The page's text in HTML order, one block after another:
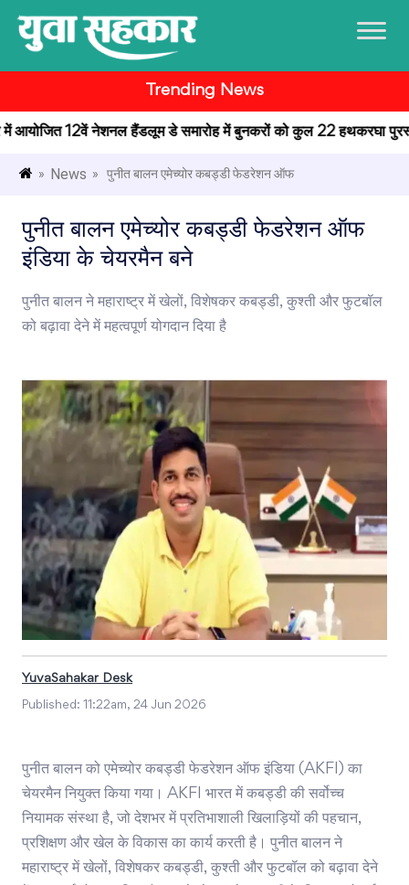
Trending News
आयोजित 12वें नेशनल हैंडलूम डे समारोह में बुनकरों को कुल 22 हथकरघा पुरस्कार
» News » पुनीत बालन एमेच्योर कबड्डी फेडरेशन ऑफ
पुनीत बालन एमेच्योर कबड्डी फेडरेशन ऑफ
इंडिया के चेयरमैन बने
पुनीत बालन ने महाराष्ट्र में खेलों, विशेषकर कबड्डी, कुश्ती और फुटबॉल
को बढ़ावा देने में महत्वपूर्ण योगदान दिया है
YuvaSahakar Desk
Published: 11:22am, 24 Jun 2026
पुनीत बालन को एमेच्योर कबड्डी फेडरेशन ऑफ इंडिया (AKFI) का
चेयरमैन नियुक्त किया गया। AKFI भारत में कबड्डी की सर्वोच्च
नियामक संस्था है, जो देशभर में प्रतिभाशाली खिलाड़ियों की पहचान,
प्रशिक्षण और खेल के विकास का कार्य करती है। पुनीत बालन ने
महाराष्ट्र में खेलों, विशेषकर कबड्डी, कुश्ती और फुटबॉल को बढ़ावा देने